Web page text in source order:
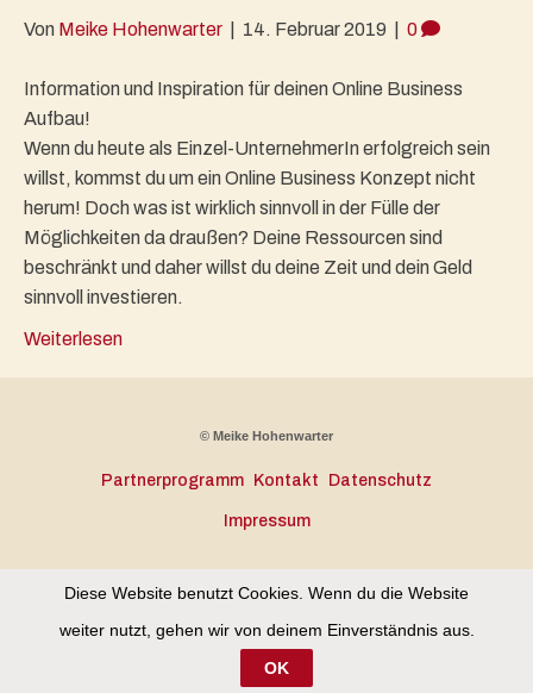
Von Meike Hohenwarter 14. Februar 2019 0
Information und Inspiration für deinen Online Business
Aufbau!
Wenn du heute als Einzel-UnternehmerIn erfolgreich sein
willst, kommst du um ein Online Business Konzept nicht
herum! Doch was ist wirklich sinnvoll in der Fülle der
Möglichkeiten da draußen? Deine Ressourcen sind
beschränkt und daher willst du deine Zeit und dein Geld
sinnvoll investieren.
Weiterlesen
© Meike Hohenwarter
Partnerprogramm Kontakt Datenschutz
Impressum
Diese Website benutzt Cookies. Wenn du die Website
weiter nutzt, gehen wir von deinem Einverständnis aus.
OK